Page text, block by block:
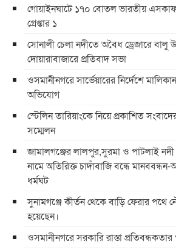
গোয়াইনঘাটে ১৭০ বোতল ভারতীয়
গ্রেপ্তার ১
সোনালী চেলা নদীতে অবৈধ ড্রেজারে বালু
দোয়ারাবাজারে প্রতিবাদ সভা
ওসমানীনগরে সার্ভেয়ারের নির্দেশে
অভিযোগ
স্টেলিন তারিয়াংকে নিয়ে প্রকাশিত
সম্মেলন
জামালগঞ্জের লালপুর,সুরমা ও পাটলাই
নামে অতিরিক্ত চাদাঁবাজি বন্ধে মানববন্ধন-
ধর্মঘট
সুনামগঞ্জে কীর্তন থেকে বাড়ি ফেরার
হয়েছেন।
ওসমানীনগরে সরকারি রাস্তা